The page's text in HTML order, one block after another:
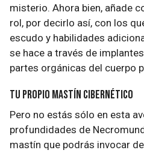
misterio. Ahora bien, añade
rol, por decirlo así, con los
escudo y habilidades
se hace a través de
partes orgánicas del cuerpo
Tu propio mastín cibernético
Pero no estás sólo en esta
profundidades de
mastín que podrás invocar